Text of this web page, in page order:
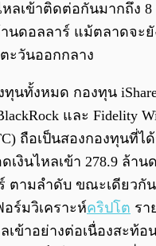
หลเข้าติดต่อกันมากถึง
านดอลลาร์ แม้ตลาดจะ
ะวันออกกลาง
นทั้งหมด กองทุน
และ Fidelity
ถือเป็นสองกองทุนที่
งินไหลเข้า 278.9 ล้าน
ตามลำดับ ขณะเดียวกั
ร์มวิเคราะห์คริปโต รา
เข้าอย่างต่อเนื่องสะท้อ